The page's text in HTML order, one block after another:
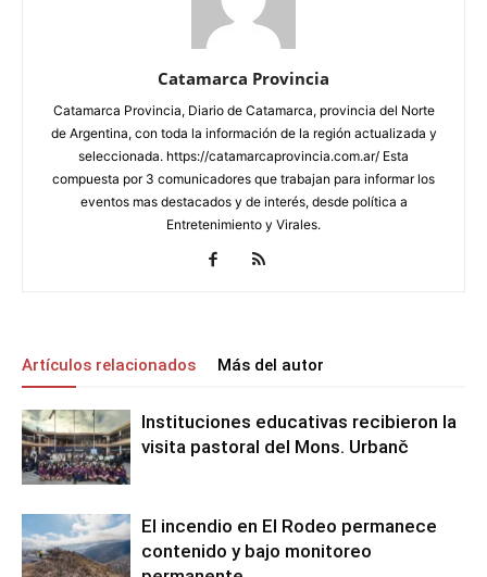
Catamarca Provincia
Catamarca Provincia, Diario de Catamarca, provincia del Norte
de Argentina, con toda la información de la región actualizada y
seleccionada. https://catamarcaprovincia.com.ar/ Esta
compuesta por 3 comunicadores que trabajan para informar los
eventos mas destacados y de interés, desde política a
Entretenimiento y Virales.
Artículos relacionados Más del autor
Instituciones educativas recibieron la
visita pastoral del Mons. Urbanč
El incendio en El Rodeo permanece
contenido y bajo monitoreo